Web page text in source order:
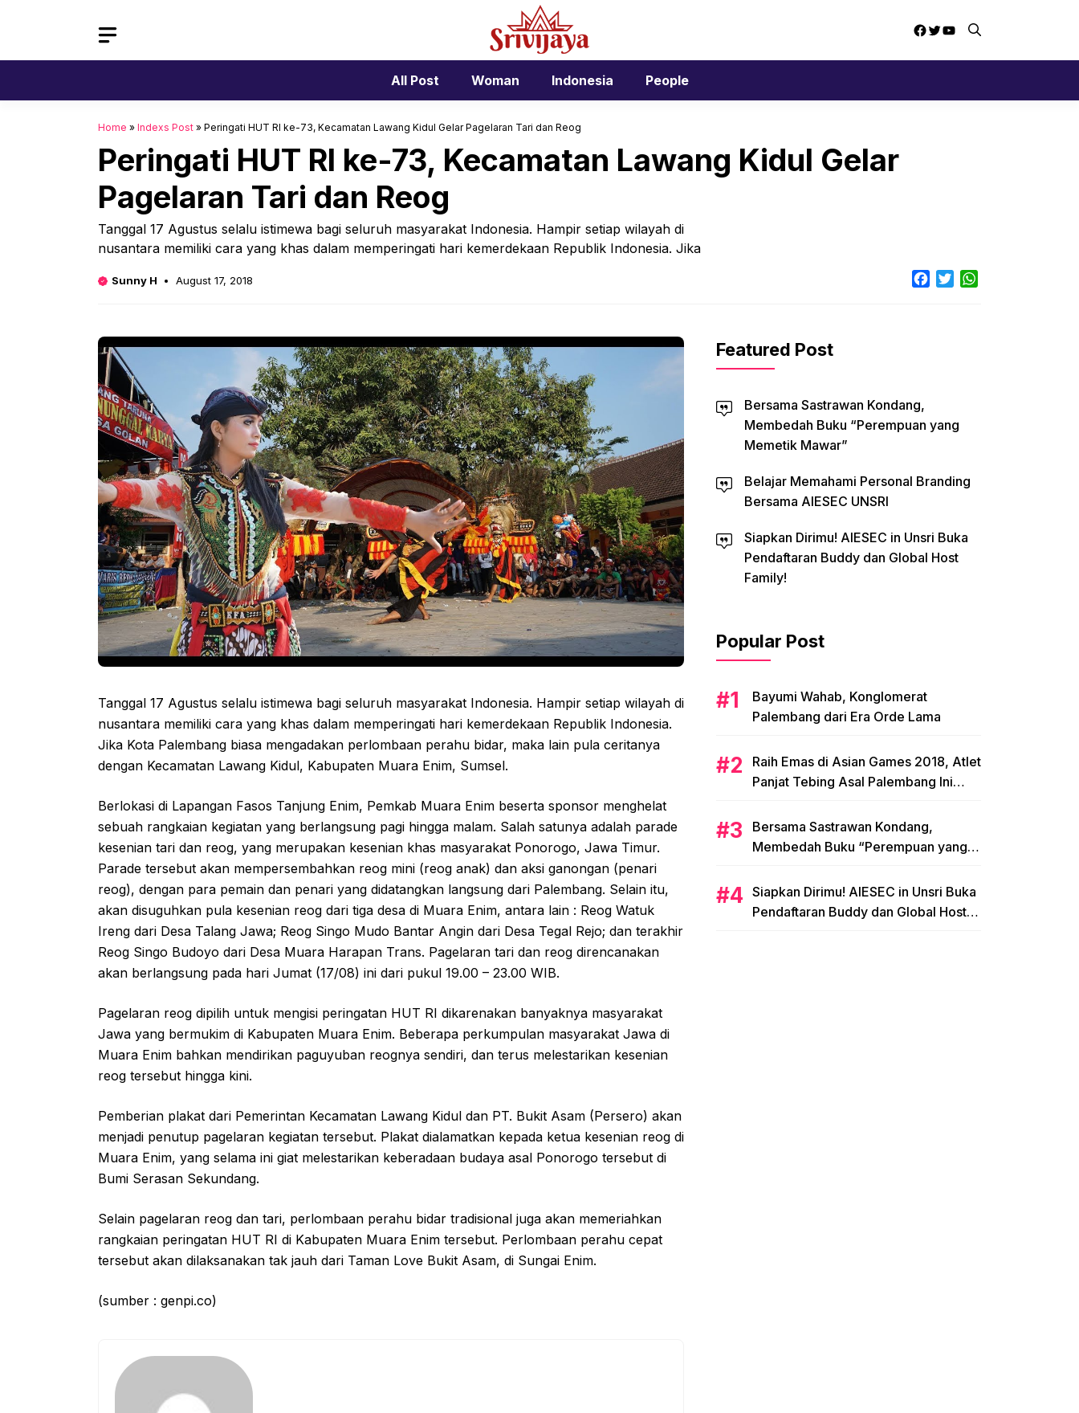
Facebook
Twitter
YouTube
All Post Woman Indonesia People
Home » Indexs Post » Peringati HUT RI ke-73, Kecamatan Lawang Kidul Gelar Pagelaran Tari dan Reog
Peringati HUT RI ke-73, Kecamatan Lawang Kidul Gelar
Pagelaran Tari dan Reog
Tanggal 17 Agustus selalu istimewa bagi seluruh masyarakat Indonesia. Hampir setiap wilayah di
nusantara memiliki cara yang khas dalam memperingati hari kemerdekaan Republik Indonesia. Jika
Sunny H August 17, 2018 Facebook
Twitter
Tanggal 17 Agustus selalu istimewa bagi seluruh masyarakat Indonesia. Hampir setiap wilayah di
nusantara memiliki cara yang khas dalam memperingati hari kemerdekaan Republik Indonesia.
Jika Kota Palembang biasa mengadakan perlombaan perahu bidar, maka lain pula ceritanya
dengan Kecamatan Lawang Kidul, Kabupaten Muara Enim, Sumsel.
Berlokasi di Lapangan Fasos Tanjung Enim, Pemkab Muara Enim beserta sponsor menghelat
sebuah rangkaian kegiatan yang berlangsung pagi hingga malam. Salah satunya adalah parade
kesenian tari dan reog, yang merupakan kesenian khas masyarakat Ponorogo, Jawa Timur.
Parade tersebut akan mempersembahkan reog mini (reog anak) dan aksi ganongan (penari
reog), dengan para pemain dan penari yang didatangkan langsung dari Palembang. Selain itu,
akan disuguhkan pula kesenian reog dari tiga desa di Muara Enim, antara lain : Reog Watuk
Ireng dari Desa Talang Jawa; Reog Singo Mudo Bantar Angin dari Desa Tegal Rejo; dan terakhir
Reog Singo Budoyo dari Desa Muara Harapan Trans. Pagelaran tari dan reog direncanakan
akan berlangsung pada hari Jumat (17/08) ini dari pukul 19.00 – 23.00 WIB.
Pagelaran reog dipilih untuk mengisi peringatan HUT RI dikarenakan banyaknya masyarakat
Jawa yang bermukim di Kabupaten Muara Enim. Beberapa perkumpulan masyarakat Jawa di
Muara Enim bahkan mendirikan paguyuban reognya sendiri, dan terus melestarikan kesenian
reog tersebut hingga kini.
Pemberian plakat dari Pemerintan Kecamatan Lawang Kidul dan PT. Bukit Asam (Persero) akan
menjadi penutup pagelaran kegiatan tersebut. Plakat dialamatkan kepada ketua kesenian reog di
Muara Enim, yang selama ini giat melestarikan keberadaan budaya asal Ponorogo tersebut di
Bumi Serasan Sekundang.
Selain pagelaran reog dan tari, perlombaan perahu bidar tradisional juga akan memeriahkan
rangkaian peringatan HUT RI di Kabupaten Muara Enim tersebut. Perlombaan perahu cepat
tersebut akan dilaksanakan tak jauh dari Taman Love Bukit Asam, di Sungai Enim.
(sumber : genpi.co)
Featured Post
Bersama Sastrawan Kondang,
Membedah Buku “Perempuan yang
Memetik Mawar”
Belajar Memahami Personal Branding
Bersama AIESEC UNSRI
Siapkan Dirimu! AIESEC in Unsri Buka
Pendaftaran Buddy dan Global Host
Family!
Popular Post
Bayumi Wahab, Konglomerat
Palembang dari Era Orde Lama
Raih Emas di Asian Games 2018, Atlet
Panjat Tebing Asal Palembang Ini
Bersama Sastrawan Kondang,
Membedah Buku “Perempuan yang
Siapkan Dirimu! AIESEC in Unsri Buka
Pendaftaran Buddy dan Global Host